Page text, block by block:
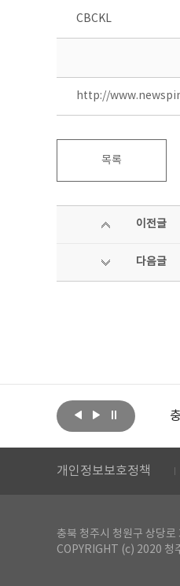
CBCKL
http://
목록
이전글
다음글
문화체육관광부
개인정보보호정책
충북 청주시 청원구 상당
COPYRIGHT (c) 2020 청